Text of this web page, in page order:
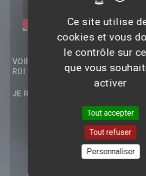
VOIR LES RÉACTIONS (0) SUR
ROI DES ROIS
JE RÉAGIS :
Ce site utilise
cookies et vous
le contrôle sur
que vous
activer
Tout accepter
Tout refuser
Personnaliser